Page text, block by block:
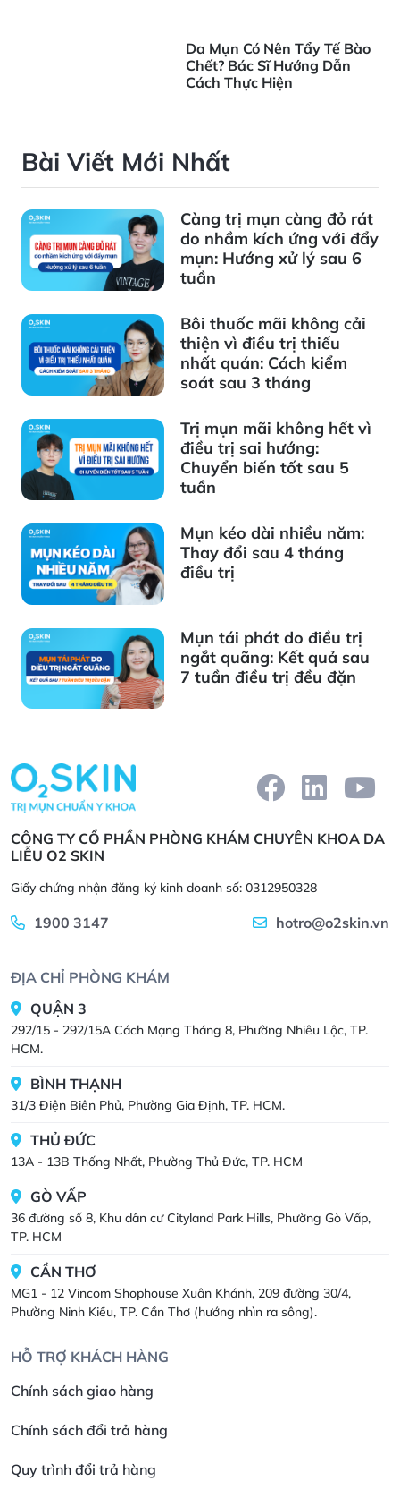
Da Mụn Có Nên Tẩy Tế Bào
Chết? Bác Sĩ Hướng Dẫn
Cách Thực Hiện
Bài Viết Mới Nhất
Càng trị mụn càng đỏ rát
do nhầm kích ứng với đẩy
mụn: Hướng xử lý sau 6
tuần
Bôi thuốc mãi không cải
thiện vì điều trị thiếu
nhất quán: Cách kiểm
soát sau 3 tháng
Trị mụn mãi không hết vì
điều trị sai hướng:
Chuyển biến tốt sau 5
tuần
Mụn kéo dài nhiều năm:
Thay đổi sau 4 tháng
điều trị
Mụn tái phát do điều trị
ngắt quãng: Kết quả sau
7 tuần điều trị đều đặn
CÔNG TY CỔ PHẦN PHÒNG KHÁM CHUYÊN KHOA DA
LIỄU O2 SKIN
Giấy chứng nhận đăng ký kinh doanh số: 0312950328
1900 3147 hotro@o2skin.vn
ĐỊA CHỈ PHÒNG KHÁM
QUẬN 3
292/15 - 292/15A Cách Mạng Tháng 8, Phường Nhiêu Lộc, TP.
HCM.
BÌNH THẠNH
31/3 Điện Biên Phủ, Phường Gia Định, TP. HCM.
THỦ ĐỨC
13A - 13B Thống Nhất, Phường Thủ Đức, TP. HCM
GÒ VẤP
36 đường số 8, Khu dân cư Cityland Park Hills, Phường Gò Vấp,
TP. HCM
CẦN THƠ
MG1 - 12 Vincom Shophouse Xuân Khánh, 209 đường 30/4,
Phường Ninh Kiều, TP. Cần Thơ (hướng nhìn ra sông).
HỖ TRỢ KHÁCH HÀNG
Chính sách giao hàng
Chính sách đổi trả hàng
Quy trình đổi trả hàng